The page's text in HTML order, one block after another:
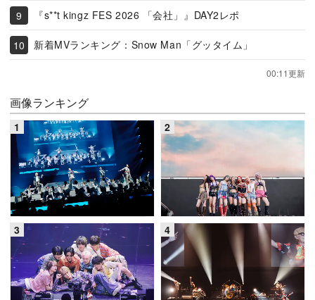
『s**t kingz FES 2026 「会社」』DAY2レポ
新着MVランキング：Snow Man「グッタイム」
00:11更新
画像ランキング